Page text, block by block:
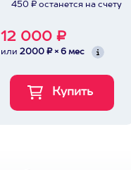
450 ₽ останется на счету
12 000 ₽
или 2000 ₽ × 6 мес